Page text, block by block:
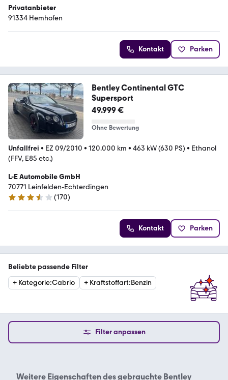
Privatanbieter
91334 Hemhofen
Kontakt Parken
Bentley Continental GTC
Supersport
49.999 €
Ohne Bewertung
Unfallfrei • EZ 09/2010 • 120.000 km • 463 kW (630 PS) • Ethanol
(FFV, E85 etc.)
L-E Automobile GmbH
70771 Leinfelden-Echterdingen
3.7 Sterne
(170)
Kontakt Parken
Beliebte passende Filter
+ Kategorie:Cabrio + Kraftstoffart:Benzin
Filter anpassen
Weitere Eigenschaften desgebrauchte Bentley